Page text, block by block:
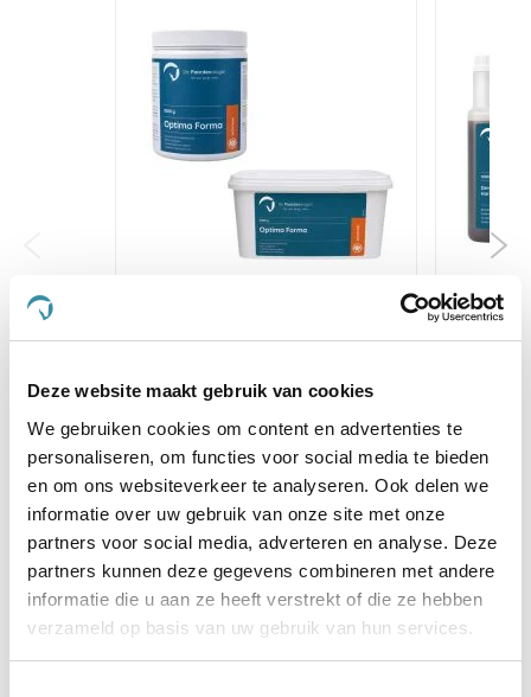
Deze website maakt gebruik van cookies
We gebruiken cookies om content en advertenties te
personaliseren, om functies voor social media te bieden
en om ons websiteverkeer te analyseren. Ook delen we
informatie over uw gebruik van onze site met onze
partners voor social media, adverteren en analyse. Deze
partners kunnen deze gegevens combineren met andere
informatie die u aan ze heeft verstrekt of die ze hebben
verzameld op basis van uw gebruik van hun services.
Forma
Voeg toe aan winkeltas
star
rating
22 Beoordelingen
Schrijf Een Review Stel Een Vraag